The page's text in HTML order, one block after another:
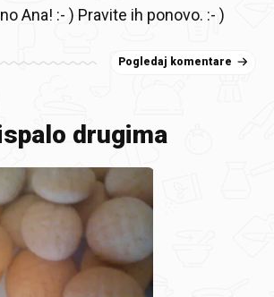
Ana! :- ) Pravite ih ponovo. :- )
Pogledaj komentare
drugima